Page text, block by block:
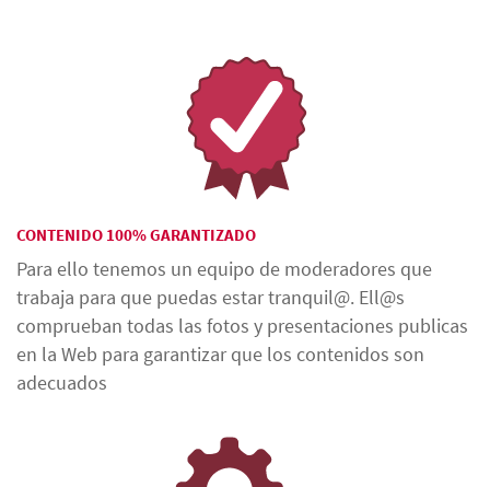
CONTENIDO 100% GARANTIZADO
Para ello tenemos un equipo de moderadores que
trabaja para que puedas estar tranquil@. Ell@s
comprueban todas las fotos y presentaciones publicas
en la Web para garantizar que los contenidos son
adecuados